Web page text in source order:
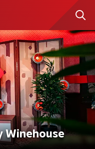
Winehouse